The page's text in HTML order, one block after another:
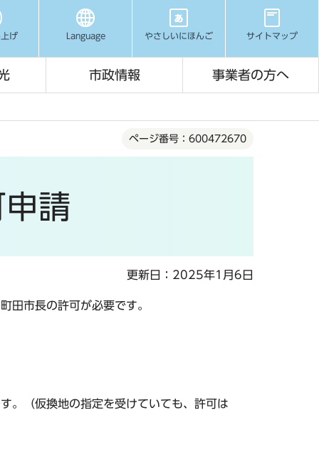
げ Language やさしいにほんご サイトマップ
市政情報 事業者の方へ
ページ番号：600472670
請
更新日：2025年1月6日
田市長の許可が必要です。
。（仮換地の指定を受けていても、許可は